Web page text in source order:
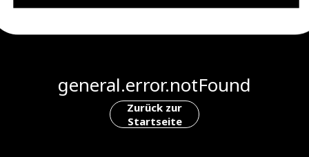
general.error.notFound
Zurück zur
Startseite